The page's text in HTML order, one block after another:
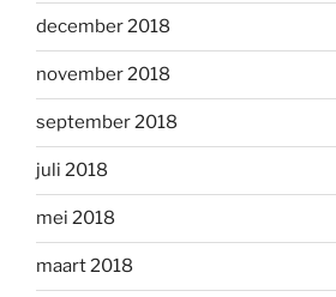
december 2018
november 2018
september 2018
juli 2018
mei 2018
maart 2018